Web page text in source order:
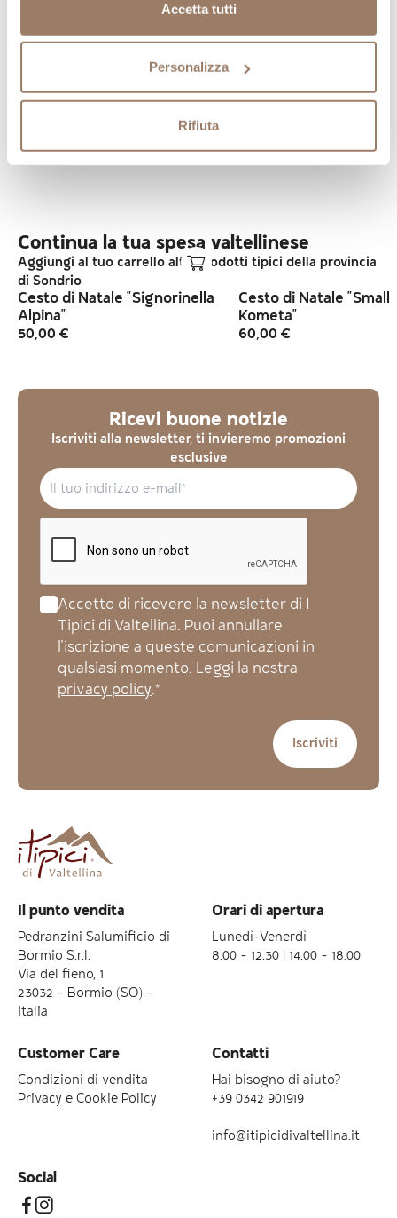
Accetta tutti
Personalizza
Rifiuta
da sgranocchiare come antipasto;
cupeta,la barretta energetica sana made in
Valtellina con ingredienti genuini;
esclusivamente mele valtellinesi coltivate in
montagna, sano e genuino.
Continua la tua spesa valtellinese
Aggiungi al tuo carrello altri prodotti tipici della provincia
di Sondrio
Cesto di Natale "Signorinella
Alpina"
50,00 €
Cesto di Natale "Small
Kometa"
60,00 €
Ricevi buone notizie
Iscriviti alla newsletter, ti invieremo promozioni
esclusive
Accetto di ricevere la newsletter di I
Tipici di Valtellina. Puoi annullare
l'iscrizione a queste comunicazioni in
qualsiasi momento. Leggi la nostra
privacy policy.*
Il punto vendita
Pedranzini Salumificio di
Bormio S.r.l.
Via del fieno, 1
23032 – Bormio (SO) –
Italia
Orari di apertura
Lunedì-Venerdì
8.00 – 12.30 | 14.00 – 18.00
Customer Care
Condizioni di vendita
Privacy e Cookie Policy
Contatti
Hai bisogno di aiuto?
+39 0342 901919
info@itipicidivaltellina.it
Social